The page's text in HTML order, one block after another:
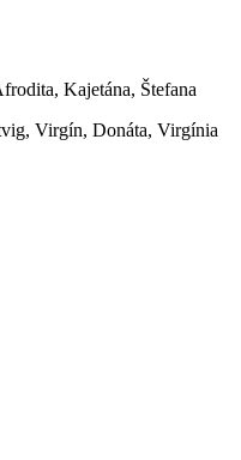
Kajetána, Štefana
Virgín, Donáta, Virgínia